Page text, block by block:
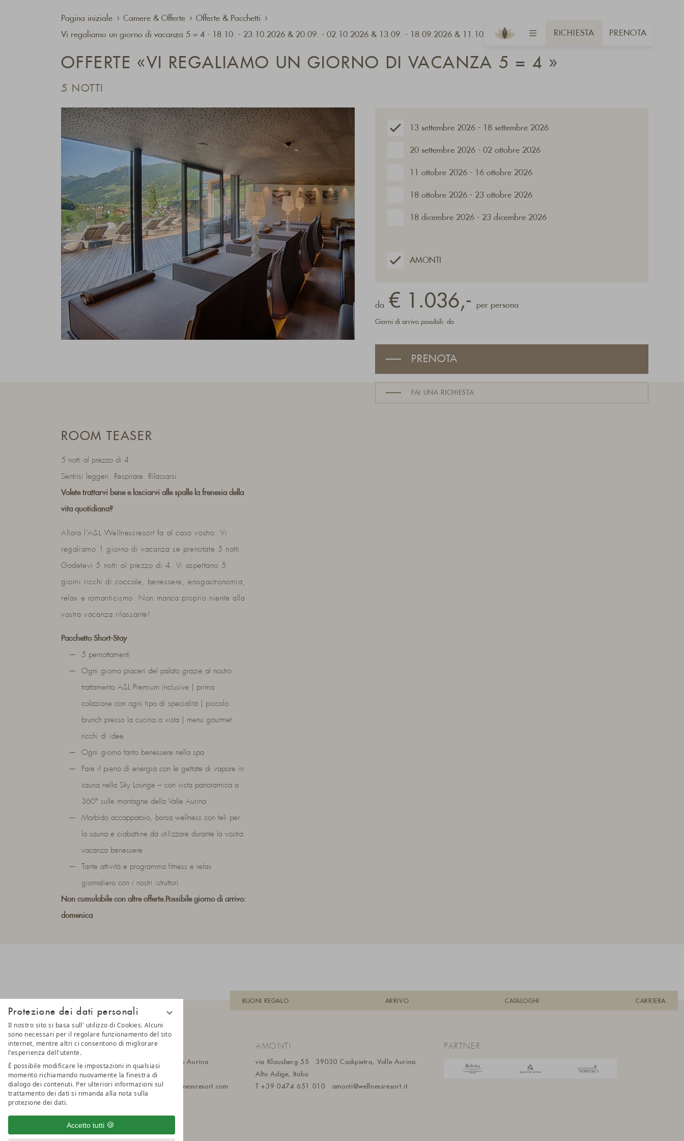
Protezione dei dati personali
Il nostro sito si basa sull' utilizzo di Cookies. Alcuni
sono necessari per il regolare funzionamento del sito
internet, mentre altri ci consentono di migliorare
l'esperienza dell'utente.
È possibile modificare le impostazioni in qualsiasi
momento richiamando nuovamente la finestra di
dialogo dei contenuti. Per ulteriori informazioni sul
trattamento dei dati si rimanda alla nota sulla
protezione dei dati.
Accetto tutti
RICHIESTA PRENOTA
Pagina iniziale Camere & Offerte
Offerte & Pacchetti
Vi regaliamo un giorno di vacanza 5 = 4 - 18.10. - 23.10.2026 & 20.09. - 02.10.2026 & 13.09. - 18.09.2026 & 11.10. - 16.10.2026
OFFERTE «VI REGALIAMO UN GIORNO DI VACANZA 5 = 4 »
5 NOTTI
13 settembre 2026 - 18 settembre 2026
20 settembre 2026 - 02 ottobre 2026
11 ottobre 2026 - 16 ottobre 2026
18 ottobre 2026 - 23 ottobre 2026
18 dicembre 2026 - 23 dicembre 2026
AMONTI
da € 1.036,- per persona
Giorni di arrivo possibili: do
PRENOTA
FAI UNA RICHIESTA
ROOM TEASER
5 notti al prezzo di 4
Sentirsi leggeri. Respirare. Rilassarsi.
Volete trattarvi bene e lasciarvi alle spalle la frenesia della
vita quotidiana?
Allora l’A&L Wellnessresort fa al caso vostro. Vi
regaliamo 1 giorno di vacanza se prenotate 5 notti.
Godetevi 5 notti al prezzo di 4. Vi aspettano 5
giorni ricchi di coccole, benessere, enogastronomia,
relax e romanticismo. Non manca proprio niente alla
vostra vacanza rilassante!
Pacchetto Short-Stay
5 pernottamenti
Ogni giorno piaceri del palato grazie al nostro
trattamento A&L Premium inclusive | prima
colazione con ogni tipo di specialità | piccolo
brunch presso la cucina a vista | menu gourmet
ricchi di idee
Ogni giorno tanto benessere nella spa
Fare il pieno di energia con le gettate di vapore in
sauna nella Sky Lounge – con vista panoramica a
360° sulle montagne della Valle Aurina
Morbido accappatoio, borsa wellness con teli per
la sauna e ciabattine da utilizzare durante la vostra
vacanza benessere
Tante attività e programma fitness e relax
giornaliero con i nostri istruttori
Non cumulabile con altre offerte.Possibile giorno di arrivo:
domenica
BUONI REGALO ARRIVO CATALOGHI CARRIERA
AMONTI
via Klausberg 55
39030 Cadipietra, Valle Aurina
Alto Adige, Italia
T+39 0474 651 010 amonti@wellnessresort.it
LUNARIS
39030 Cadipietra, Valle Aurina
Alto Adige, Italia
T+39 0474 652 190 lunaris@wellnessresort. com
PARTNER